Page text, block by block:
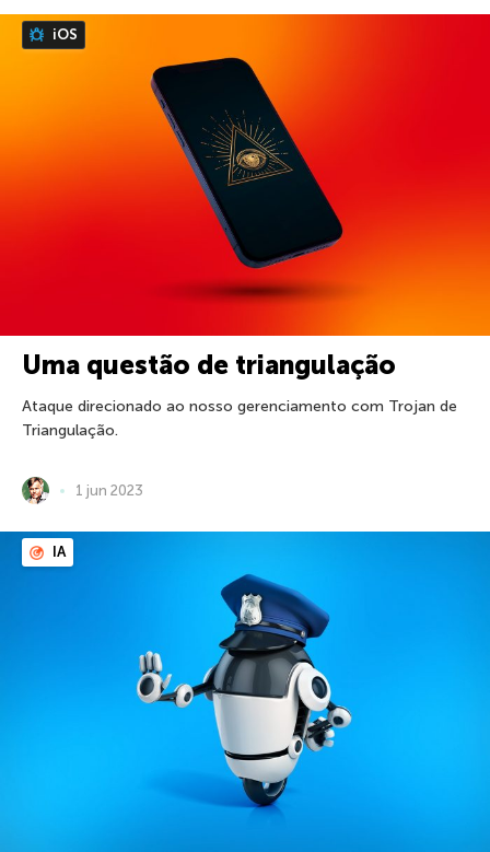
iOS
Uma questão de triangulação
Ataque direcionado ao nosso gerenciamento com Trojan de
Triangulação.
1 jun 2023
IA